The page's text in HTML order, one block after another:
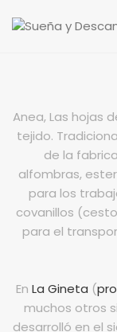
PREGUNTAS
Colchones
Somieres
canapés
Almohadas
Protectores
Sillones
Anea, Las hojas
tejido.
de la
alfombras,
para los
covanillos
para el
En La Gineta (
muchos otros
desarrolló en el